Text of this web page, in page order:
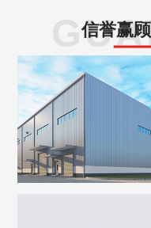
信誉赢